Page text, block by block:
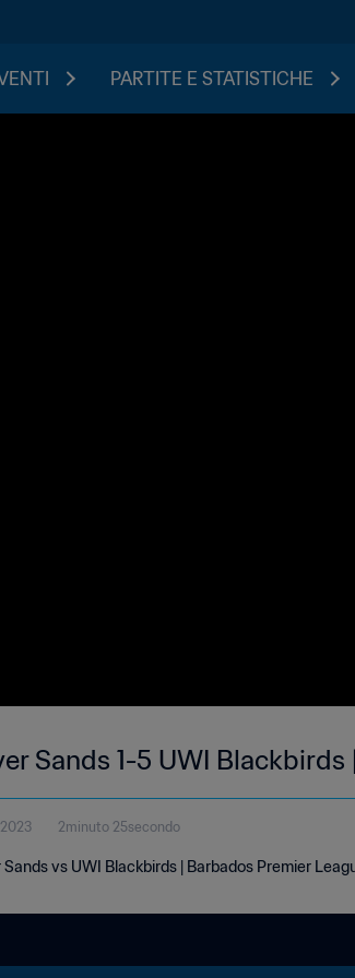
PARTITE E STATISTICHE
Sands 1-5 UWI
2minuto 25secondo
Sands vs UWI Blackbirds | Barbados Premier